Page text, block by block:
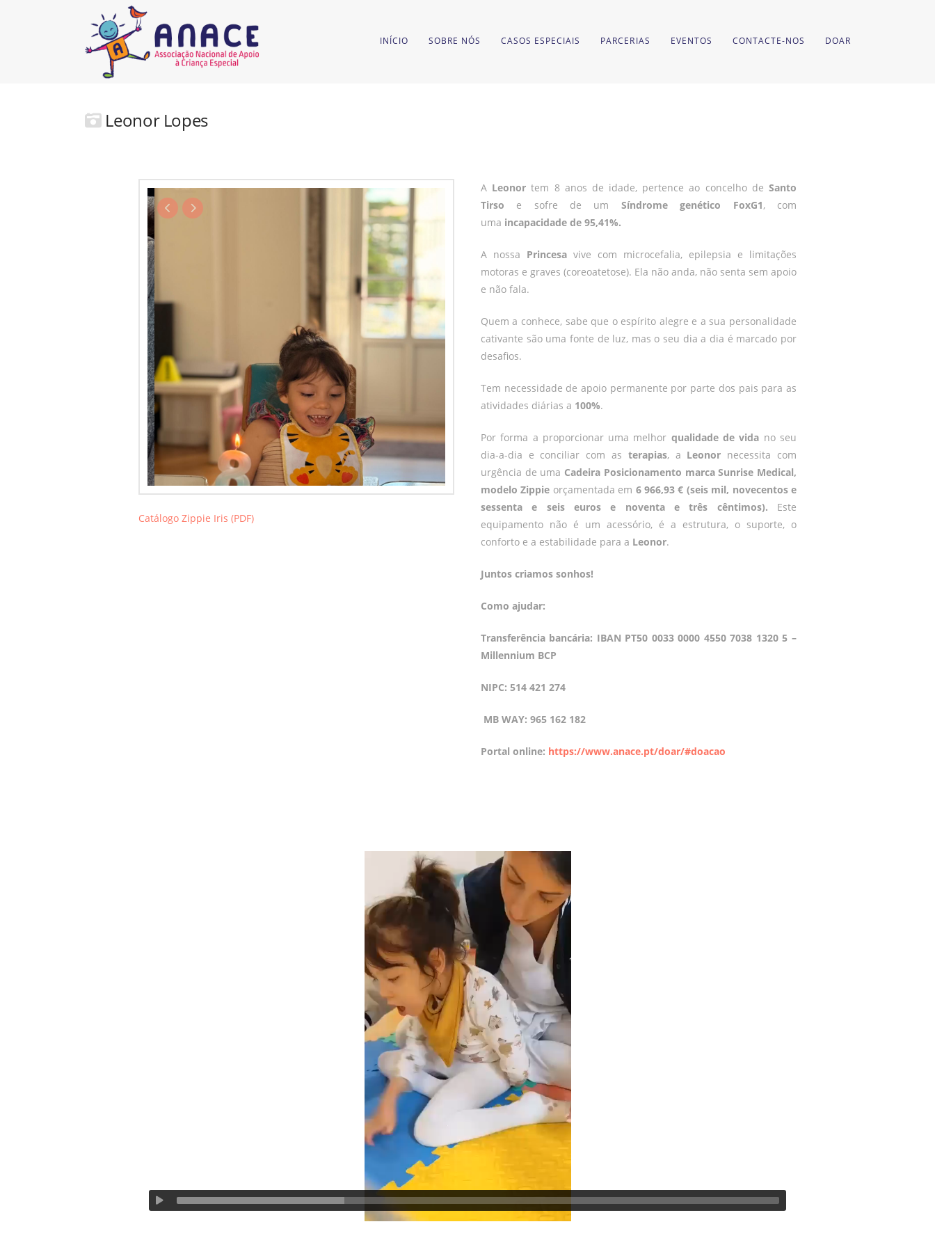
INÍCIO SOBRE NÓS CASOS ESPECIAIS PARCERIAS EVENTOS CONTACTE-NOS DOAR
Leonor Lopes
A Leonor tem 8 anos de idade, pertence ao concelho de Santo
Tirso
e sofre de um Síndrome genético FoxG1, com
uma incapacidade de 95,41%.
A nossa Princesa vive com microcefalia, epilepsia e limitações
motoras e graves (coreoatetose). Ela não anda, não senta sem apoio
e não fala.
Quem a conhece, sabe que o espírito alegre e a sua personalidade
cativante são uma fonte de luz, mas o seu dia a dia é marcado por
desafios.
Tem necessidade de apoio permanente por parte dos pais para as
atividades diárias a 100%.
Por forma a proporcionar uma melhor qualidade de vida no seu
dia-a-dia e conciliar com as terapias, a Leonor necessita com
urgência de uma Cadeira Posicionamento marca Sunrise Medical,
modelo Zippie orçamentada em 6 966,93 € (seis mil, novecentos e
sessenta e seis euros e noventa e três cêntimos).
Este
equipamento não é um acessório, é a estrutura, o suporte, o
conforto e a estabilidade para a Leonor.
Juntos criamos sonhos!
Como ajudar:
Transferência bancária: IBAN PT50 0033 0000 4550 7038 1320 5 –
Millennium BCP
NIPC: 514 421 274
MB WAY: 965 162 182
Portal online: https://www.anace.pt/doar/#doacao